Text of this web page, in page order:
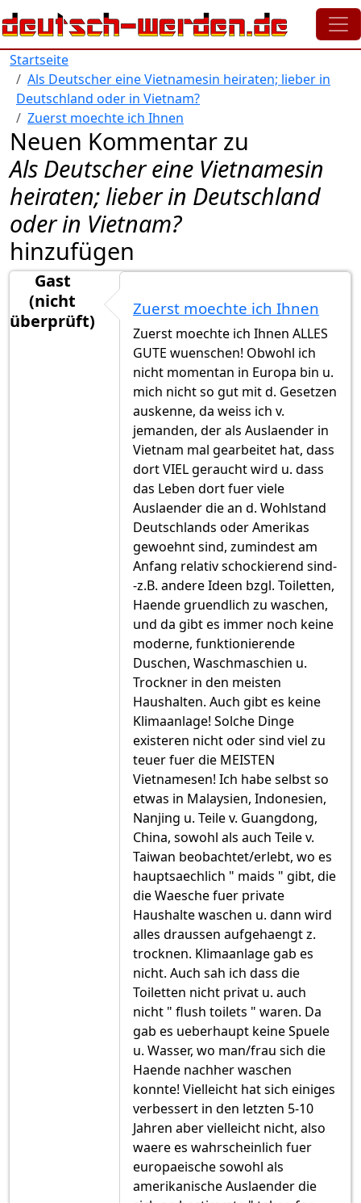
Direkt zum Inhalt
Startseite
Als Deutscher eine Vietnamesin heiraten; lieber in
Deutschland oder in Vietnam?
Zuerst moechte ich Ihnen
Neuen Kommentar zu
Als Deutscher eine Vietnamesin
heiraten; lieber in Deutschland
oder in Vietnam?
hinzufügen
Gast
(nicht
überprüft)
Zuerst moechte ich Ihnen
Zuerst moechte ich Ihnen ALLES
GUTE wuenschen! Obwohl ich
nicht momentan in Europa bin u.
mich nicht so gut mit d. Gesetzen
auskenne, da weiss ich v.
jemanden, der als Auslaender in
Vietnam mal gearbeitet hat, dass
dort VIEL geraucht wird u. dass
das Leben dort fuer viele
Auslaender die an d. Wohlstand
Deutschlands oder Amerikas
gewoehnt sind, zumindest am
Anfang relativ schockierend sind-
-z.B. andere Ideen bzgl. Toiletten,
Haende gruendlich zu waschen,
und da gibt es immer noch keine
moderne, funktionierende
Duschen, Waschmaschien u.
Trockner in den meisten
Haushalten. Auch gibt es keine
Klimaanlage! Solche Dinge
existeren nicht oder sind viel zu
teuer fuer die MEISTEN
Vietnamesen! Ich habe selbst so
etwas in Malaysien, Indonesien,
Nanjing u. Teile v. Guangdong,
China, sowohl als auch Teile v.
Taiwan beobachtet/erlebt, wo es
hauptsaechlich " maids " gibt, die
die Waesche fuer private
Haushalte waschen u. dann wird
alles draussen aufgehaengt z.
trocknen. Klimaanlage gab es
nicht. Auch sah ich dass die
Toiletten nicht privat u. auch
nicht " flush toilets " waren. Da
gab es ueberhaupt keine Spuele
u. Wasser, wo man/frau sich die
Haende nachher waschen
konnte! Vielleicht hat sich einiges
verbessert in den letzten 5-10
Jahren aber vielleicht nicht, also
waere es wahrscheinlich fuer
europaeische sowohl als
amerikanische Auslaender die